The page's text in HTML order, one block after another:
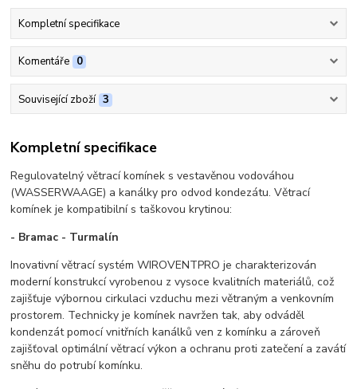
Kompletní specifikace
Komentáře 0
Související zboží 3
Kompletní specifikace
Regulovatelný větrací komínek s vestavěnou vodováhou
(WASSERWAAGE) a kanálky pro odvod kondezátu. Větrací
komínek je kompatibilní s taškovou krytinou:
- Bramac - Turmalín
Inovativní větrací systém WIROVENTPRO je charakterizován
moderní konstrukcí vyrobenou z vysoce kvalitních materiálů, což
zajišťuje výbornou cirkulaci vzduchu mezi větraným a venkovním
prostorem. Technicky je komínek navržen tak, aby odváděl
kondenzát pomocí vnitřních kanálků ven z komínku a zároveň
zajišťoval optimální větrací výkon a ochranu proti zatečení a zavátí
sněhu do potrubí komínku.